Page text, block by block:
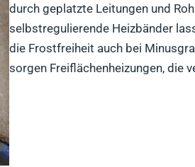
durch geplatzte Leitungen und
selbstregulierende Heizbänder
die Frostfreiheit auch bei
sorgen Freiflächenheizungen, die